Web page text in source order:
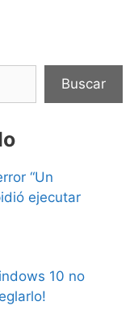
Buscar
“Un
ejecutar
10 no